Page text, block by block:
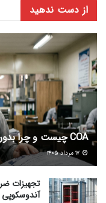
از دست ندهید
COA چیست و چرا بدون آن نباید ماده شیمیایی خرید؟
تجهیزات
آندوسکوپی